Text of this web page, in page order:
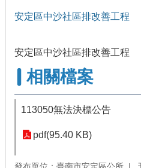
安定區中沙社區排改善工程
安定區中沙社區排改善工程
相關檔案
113050無法決標公告
pdf(95.40 KB)
發布單位：臺南市安定區公所